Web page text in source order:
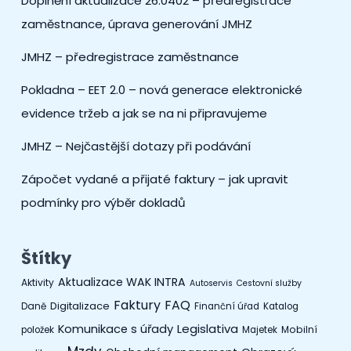
zaměstnance, úprava generování JMHZ
JMHZ – předregistrace zaměstnance
Pokladna – EET 2.0 – nová generace elektronické
evidence tržeb a jak se na ni připravujeme
JMHZ – Nejčastější dotazy při podávání
Zápočet vydané a přijaté faktury – jak upravit
podmínky pro výběr dokladů
Štítky
Aktivity Aktualizace WAK INTRA Autoservis Cestovní služby
Daně Digitalizace Faktury FAQ Finanční úřad Katalog
položek Komunikace s úřady Legislativa Majetek Mobilní